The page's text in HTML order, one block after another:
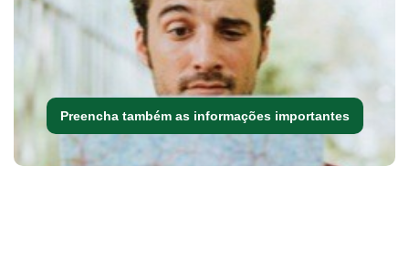
Preencha também as informações importantes